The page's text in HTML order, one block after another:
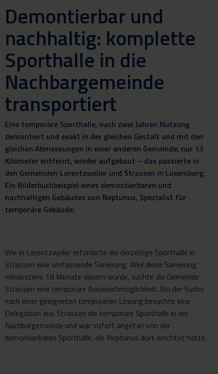
Demontierbar und
nachhaltig: komplette
Sporthalle in die
Nachbargemeinde
transportiert
Eine temporäre Sporthalle, nach zwei Jahren Nutzung
demontiert und exakt in der gleichen Gestalt und mit den
gleichen Abmessungen in einer anderen Gemeinde, nur 13
Kilometer entfernt, wieder aufgebaut – das passierte in
den Gemeinden Lorentzweiler und Strassen in Luxemburg.
Ein Bilderbuchbeispiel eines demontierbaren und
nachhaltigen Gebäudes von Neptunus, Spezialist für
temporäre Gebäude.
Wie in Lorentzweiler erforderte die derzeitige Sporthalle in
Strassen eine umfassende Sanierung. Weil diese Sanierung
mindestens 18 Monate dauern würde, suchte die Gemeinde
Strassen eine temporäre Ausweichmöglichkeit. Bei der Suche
nach einer geeigneten temporären Lösung besuchte eine
Delegation aus Strassen die temporäre Sporthalle in der
Nachbargemeinde und war sofort angetan von der
demontierbaren Sporthalle, die Neptunus dort errichtet hatte.